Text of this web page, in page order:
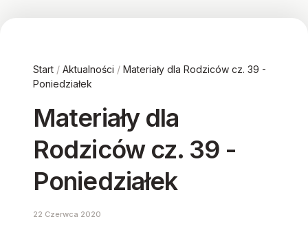
Start / Aktualności / Materiały dla Rodziców cz. 39 -
Poniedziałek
Materiały dla
Rodziców cz. 39 -
Poniedziałek
22 Czerwca 2020